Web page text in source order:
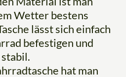
Wetter bestens
lässt sich einfach
befestigen und
hat man